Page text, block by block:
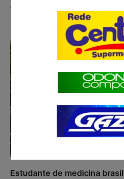
em Mato Grosso do Sul. A…
Estudante de medicina